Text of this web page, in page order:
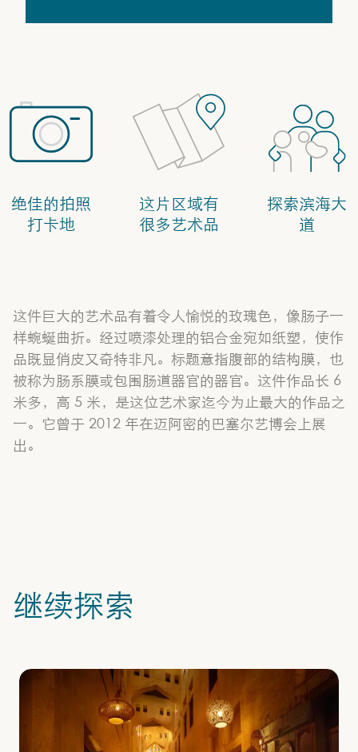
绝佳的拍照
打卡地
这片区域有
很多艺术品
探索滨海大
道
这件巨大的艺术品有着令人愉悦的玫瑰色，像肠子一
样蜿蜒曲折。经过喷漆处理的铝合金宛如纸塑，使作
品既显俏皮又奇特非凡。标题意指腹部的结构膜，也
被称为肠系膜或包围肠道器官的器官。这件作品长 6
米多，高 5 米，是这位艺术家迄今为止最大的作品之
一。它曾于 2012 年在迈阿密的巴塞尔艺博会上展
出。
继续探索